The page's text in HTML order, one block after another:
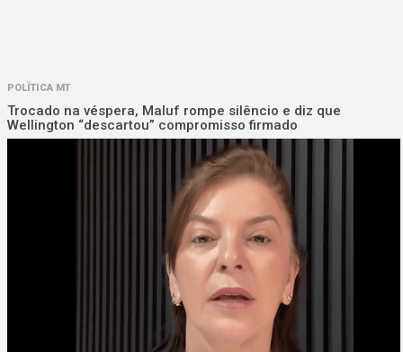
POLÍTICA MT
Trocado na véspera, Maluf rompe silêncio e diz que
Wellington “descartou” compromisso firmado